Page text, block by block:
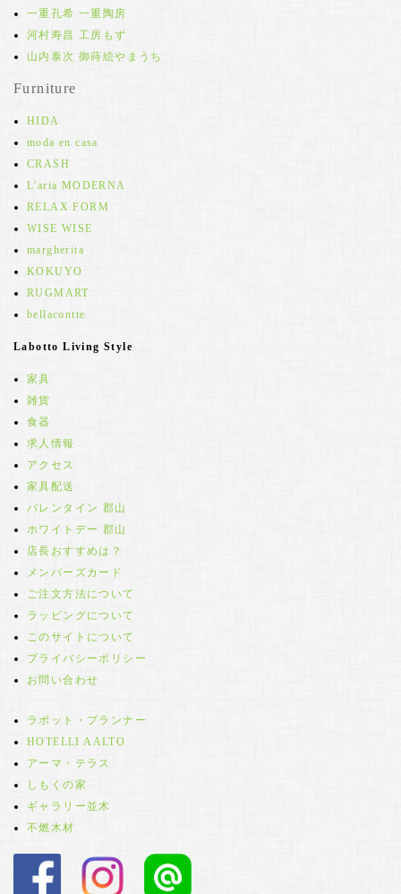
一重孔希 一重陶房
河村寿昌 工房もず
山内泰次 御蒔絵やまうち
Furniture
HIDA
moda en casa
CRASH
L'aria MODERNA
RELAX FORM
WISE WISE
margherita
KOKUYO
RUGMART
bellacontte
Labotto Living Style
家具
雑貨
食器
求人情報
アクセス
家具配送
バレンタイン 郡山
ホワイトデー 郡山
店長おすすめは？
メンバーズカード
ご注文方法について
ラッピングについて
このサイトについて
プライバシーポリシー
お問い合わせ
ラボット・プランナー
HOTELLI AALTO
アーマ・テラス
しもくの家
ギャラリー並木
不燃木材